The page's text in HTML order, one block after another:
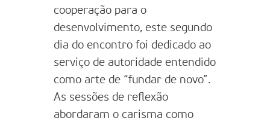
cooperação para o
desenvolvimento, este segundo
dia do encontro foi dedicado ao
serviço de autoridade entendido
como arte de “fundar de novo”.
As sessões de reflexão
abordaram o carisma como